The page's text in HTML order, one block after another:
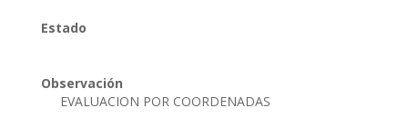
Estado
Observación
EVALUACION POR COORDENADAS